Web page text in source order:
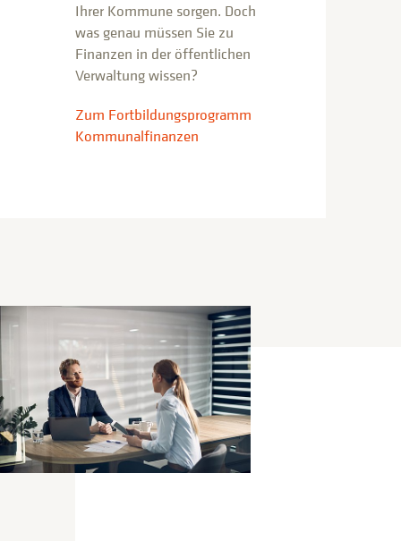
Ihrer Kommune sorgen. Doch
was genau müssen Sie zu
Finanzen in der öffentlichen
Verwaltung wissen?
Zum Fortbildungsprogramm
Kommunalfinanzen